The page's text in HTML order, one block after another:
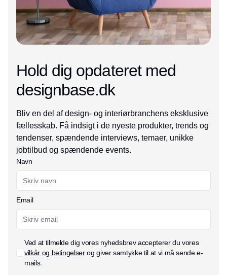
Hold dig opdateret med
designbase.dk
Bliv en del af design- og interiørbranchens eksklusive
fællesskab. Få indsigt i de nyeste produkter, trends og
tendenser, spændende interviews, temaer, unikke
jobtilbud og spændende events.
Navn
Email
Ved at tilmelde dig vores nyhedsbrev accepterer du vores
vilkår og betingelserog giver samtykke til at vi må sende e-
mails.